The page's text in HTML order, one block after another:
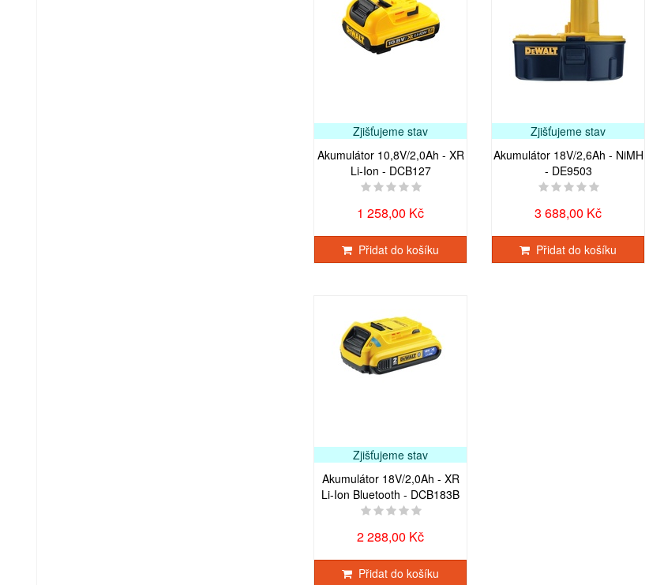
Zjišťujeme stav
Akumulátor 10,8V/2,0Ah - XR
Li-Ion - DCB127
1 258,00 Kč
Přidat do košíku
Zjišťujeme stav
Akumulátor 18V/2,6Ah - NiMH
- DE9503
3 688,00 Kč
Přidat do košíku
Zjišťujeme stav
Akumulátor 18V/2,0Ah - XR
Li-Ion Bluetooth - DCB183B
2 288,00 Kč
Přidat do košíku